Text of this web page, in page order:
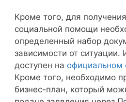
Кроме того, для
социальной помощи
определенный набор
зависимости от ситуации.
доступен на официальном
Кроме того, необходимо
бизнес-план, который